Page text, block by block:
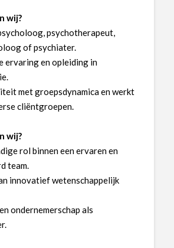
wij?
psychotherapeut,
of psychiater.
ervaring en opleiding in
met groepsdynamica en werkt
cliëntgroepen.
wij?
rol binnen een ervaren en
team.
innovatief wetenschappelijk
ondernemerschap als